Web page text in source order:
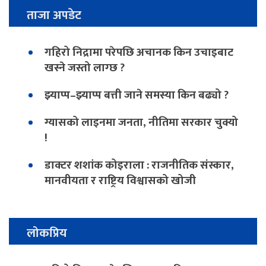
ताजा अपडेट
गहिरो निद्रामा परेपछि अचानक किन उचाइबाट
खस्ने जस्तो लाग्छ ?
झ्याप्प–झ्याप्प बत्ती जाने समस्या किन बढ्यो ?
ग्यासको लाइनमा जनता, नीतिमा सरकार चुक्यो
!
डाक्टर शशांक कोइराला : राजनीतिक संस्कार,
मानवीयता र राष्ट्रिय विश्वासको खोजी
लोकप्रिय